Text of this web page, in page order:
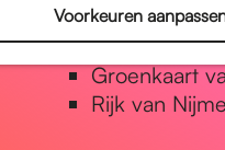
Voorkeuren
Natuur in
Groenkaart
Rijk van